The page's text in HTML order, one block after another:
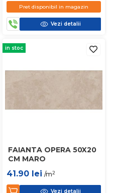
Pret disponibil in magazin
Vezi detalii
in stoc
FAIANTA OPERA 50X20
CM MARO
41.90 lei /m2
Vezi detalii